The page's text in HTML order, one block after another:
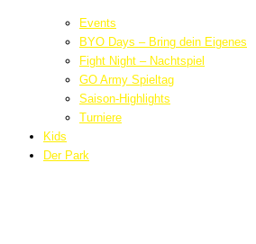
Events
BYO Days – Bring dein Eigenes
Fight Night – Nachtspiel
GO Army Spieltag
Saison-Highlights
Turniere
Kids
Der Park